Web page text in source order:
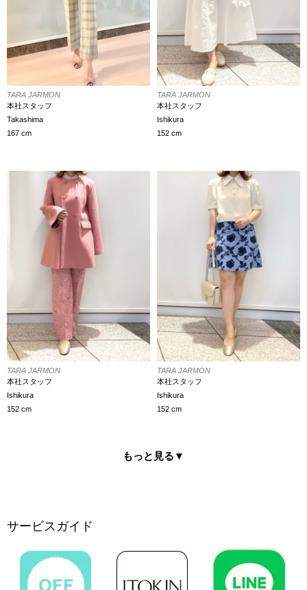
TARA JARMON
本社スタッフ
Takashima
167 cm
TARA JARMON
本社スタッフ
Ishikura
152 cm
TARA JARMON
本社スタッフ
Ishikura
152 cm
TARA JARMON
本社スタッフ
Ishikura
152 cm
もっと見る ▼
サービスガイド